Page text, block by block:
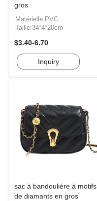
gros
Matérielle:PVC
Taille:34*4*20cm
$3.40-6.70
Inquiry
sac à bandoulière à motifs
de diamants en gros